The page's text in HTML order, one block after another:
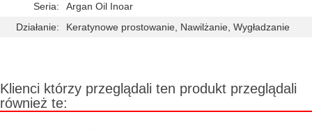
Seria:
Argan Oil Inoar
Działanie:
Keratynowe prostowanie, Nawilżanie, Wygładzanie
Klienci którzy przeglądali ten produkt przeglądali
również te: